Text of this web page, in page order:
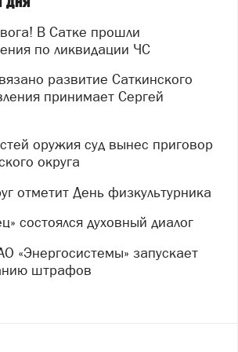
детально осмотрели
с участниками и оценили
в экстремальных условиях.
тревоги оперативно
ликвидации ЧС. Полиция взяла под
и оцепила «опасную» территорию.
ГОиЧС начали обход
порядок действий в
уделили тем, кто особенно
маломобильных граждан
скорой помощи. Для людей,
питания — так проверили
служб, но и организацию
по ликвидации ЧС
принимает Сергей
округа
отметит День физкультурника
состоялся духовный диалог
штрафов